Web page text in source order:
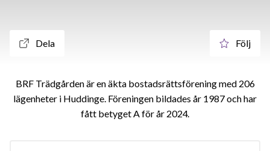
Dela Följ
BRF Trädgården är en äkta bostadsrättsförening med 206
lägenheter i Huddinge. Föreningen bildades år 1987 och har
fått betyget A för år 2024